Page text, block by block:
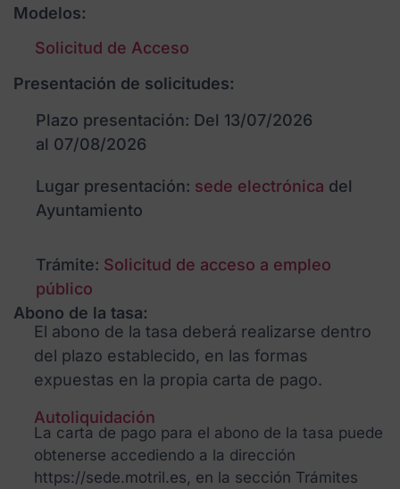
Modelos:
Solicitud de Acceso
Presentación de solicitudes:
Plazo presentación: Del 13/07/2026
al 07/08/2026
Lugar presentación: sede electrónica del
Ayuntamiento
Trámite: Solicitud de acceso a empleo
público
Abono de la tasa:
El abono de la tasa deberá realizarse dentro
del plazo establecido, en las formas
expuestas en la propia carta de pago.
Autoliquidación
La carta de pago para el abono de la tasa puede
obtenerse accediendo a la dirección
https://sede.motril.es, en la sección Trámites